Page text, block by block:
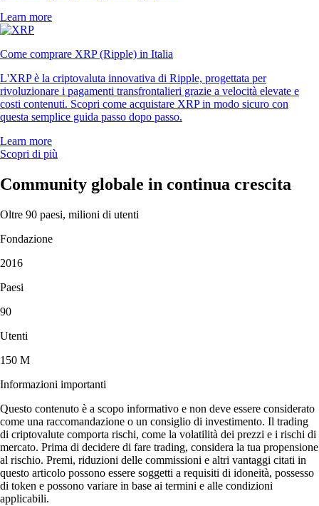
Learn more
Come comprare XRP (Ripple) in Italia
L'XRP è la criptovaluta innovativa di Ripple, progettata per
rivoluzionare i pagamenti transfrontalieri grazie a velocità elevate e
costi contenuti. Scopri come acquistare XRP in modo sicuro con
questa semplice guida passo dopo passo.
Learn more
Scopri di più
Community globale in continua crescita
Oltre 90 paesi, milioni di utenti
Fondazione
2016
Paesi
90
Utenti
150 M
Informazioni importanti
Questo contenuto è a scopo informativo e non deve essere considerato
come una raccomandazione o un consiglio di investimento. Il trading
di criptovalute comporta rischi, come la volatilità dei prezzi e i rischi di
mercato. Prima di decidere di fare trading, considera la tua propensione
al rischio. Premi, riduzioni delle commissioni e altri vantaggi citati in
questo articolo possono essere soggetti a requisiti di idoneità, possesso
di token e possono variare in base ai termini e alle condizioni
applicabili.